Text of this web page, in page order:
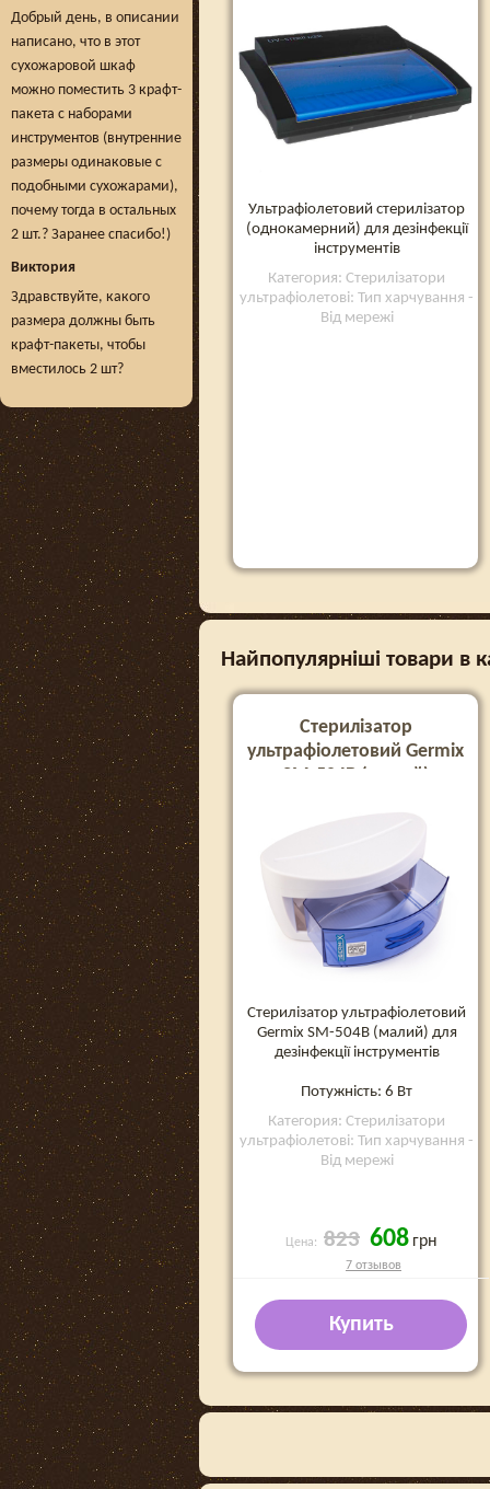
Добрый день, в описании
написано, что в этот
сухожаровой шкаф
можно поместить 3 крафт-
пакета с наборами
инструментов (внутренние
размеры одинаковые с
подобными сухожарами),
почему тогда в остальных
2 шт.? Заранее спасибо!)
Виктория
Здравствуйте, какого
размера должны быть
крафт-пакеты, чтобы
вместилось 2 шт?
Ультрафіолетовий стерилізатор
(однокамерний) для дезінфекції
інструментів
Категория: Стерилізатори
ультрафіолетові: Тип харчування -
Від мережі
Найпопулярніші товари в
Стерилізатор
ультрафіолетовий Germix
SM-504В (малий)
Стерилізатор ультрафіолетовий
Germix SM-504В (малий) для
дезінфекції інструментів
Потужність: 6 Вт
Категория: Стерилізатори
ультрафіолетові: Тип харчування -
Від мережі
Цена: 823 608 грн
7 отзывов
Купить